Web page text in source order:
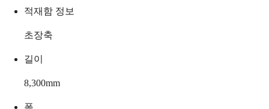
적재함 정보
초장축
길이
8,300mm
폭